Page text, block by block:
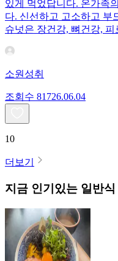
있게 먹었답니다. 온가족
다. 신선하고 고소하고 부
슈넛은 장건강, 뼈건강,
소원성취
조회수 81726.06.04
10
더보기
지금 인기있는 일반식